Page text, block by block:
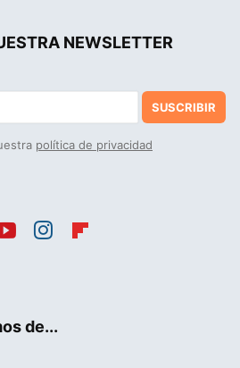
NEWSLETTER
SUSCRIBIR
política de privacidad
de...